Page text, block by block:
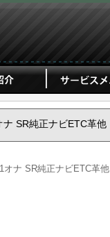
SR純正ナビETC革他
オナ SR純正ナビETC革他